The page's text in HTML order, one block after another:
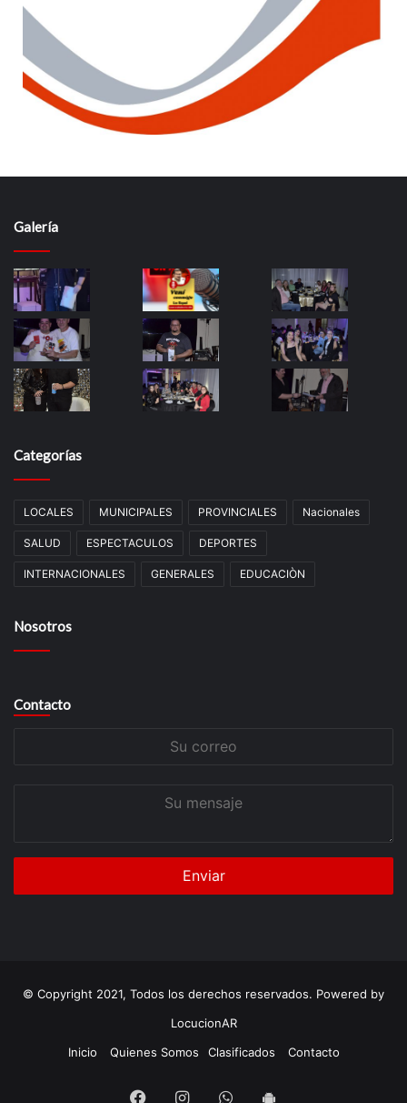
Galería
Categorías
LOCALES MUNICIPALES PROVINCIALES Nacionales
SALUD ESPECTACULOS DEPORTES
INTERNACIONALES GENERALES EDUCACIÒN
Nosotros
Contacto
© Copyright 2021, Todos los derechos reservados. Powered by
LocucionAR
Inicio
Quienes Somos Clasificados Contacto
FacebookInstagramWhatsapp